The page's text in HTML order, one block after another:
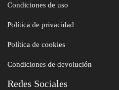
Condiciones de uso
Política de privacidad
Política de cookies
Condiciones de devolución
Redes Sociales